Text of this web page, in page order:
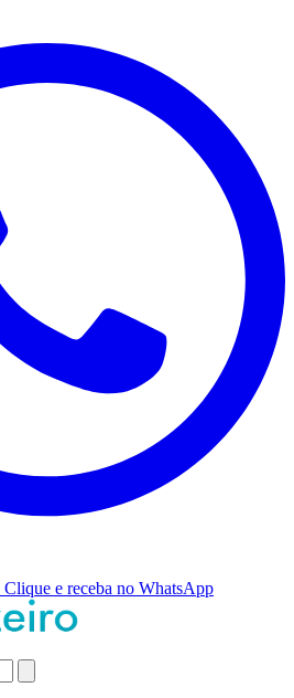
Clique e receba no WhatsApp